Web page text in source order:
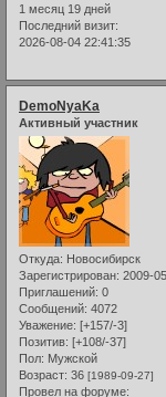
1 месяц 19 дней
Последний визит:
2026-08-04 22:41:35
DemoNyaKa
Активный участник
Откуда: Новосибирск
Зарегистрирован: 2009-
Приглашений: 0
Сообщений: 4072
Уважение: [+157/-3]
Позитив: [+108/-37]
Пол: Мужской
Возраст: 36 [1989-09-27]
Провел на форуме: